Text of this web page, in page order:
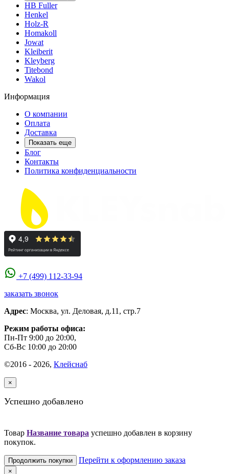
HB Fuller
Henkel
Holz-R
Homakoll
Jowat
Kleiberit
Kleyberg
Titebond
Wakol
Информация
О компании
Оплата
Доставка
Показать еще
Блог
Контакты
Политика конфиденциальности
+7 (499) 112-33-94
заказать звонок
Адрес: Москва, ул. Деловая, д.11, стр.7
Режим работы офиса:
Пн-Пт 9:00 до 20:00,
Сб-Вс 10:00 до 20:00
©2016 - 2026, Клейснаб
×
Успешно добавлено
Товар Название товара успешно добавлен в корзину
покупок.
Продолжить покупки Перейти к оформлению заказа
×